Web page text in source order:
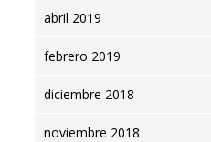
abril 2019
febrero 2019
diciembre 2018
noviembre 2018